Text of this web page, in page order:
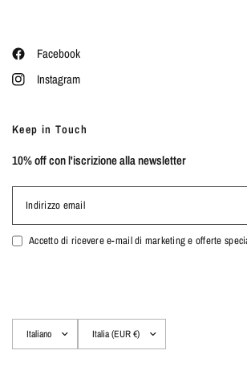
Facebook
Instagram
Keep in Touch
10% off con l'iscrizione alla newsletter
Indirizzo email
Accetto di ricevere e-mail di marketing e offerte
paese/area
paese/area